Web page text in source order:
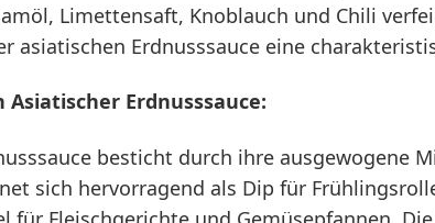
Limettensaft, Knoblauch und Chili
asiatischen Erdnusssauce eine
Asiatischer Erdnusssauce:
besticht durch ihre ausgewogene
sich hervorragend als Dip für